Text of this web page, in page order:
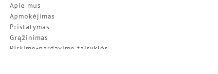
Apie mus
Apmokėjimas
Pristatymas
Grąžinimas
Pirkimo-pardavimo taisyklės